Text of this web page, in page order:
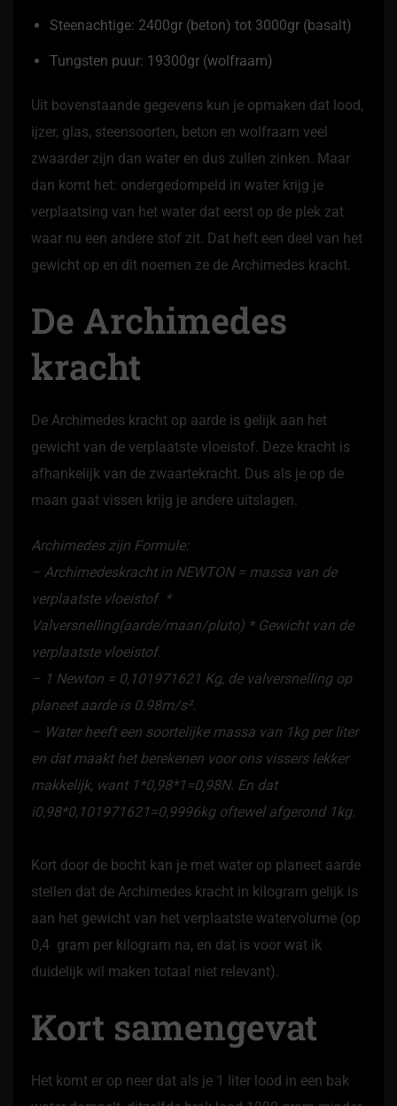
Steenachtige: 2400gr (beton) tot 3000gr (basalt)
Tungsten puur: 19300gr (wolfraam)
Uit bovenstaande gegevens kun je opmaken dat lood,
ijzer, glas, steensoorten, beton en wolfraam veel
zwaarder zijn dan water en dus zullen zinken. Maar
dan komt het: ondergedompeld in water krijg je
verplaatsing van het water dat eerst op de plek zat
waar nu een andere stof zit. Dat heft een deel van het
gewicht op en dit noemen ze de Archimedes kracht.
De Archimedes
kracht
De Archimedes kracht op aarde is gelijk aan het
gewicht van de verplaatste vloeistof. Deze kracht is
afhankelijk van de zwaartekracht. Dus als je op de
maan gaat vissen krijg je andere uitslagen.
Archimedes zijn Formule:
– Archimedeskracht in NEWTON = massa van de
verplaatste vloeistof *
Valversnelling(aarde/maan/pluto) * Gewicht van de
verplaatste vloeistof.
– 1 Newton = 0,101971621 Kg, de valversnelling op
planeet aarde is 0.98m/s².
– Water heeft een soortelijke massa van 1kg per liter
en dat maakt het berekenen voor ons vissers lekker
makkelijk, want 1*0,98*1=0,98N. En dat
i0,98*0,101971621=0,9996kg oftewel afgerond 1kg.
Kort door de bocht kan je met water op planeet aarde
stellen dat de Archimedes kracht in kilogram gelijk is
aan het gewicht van het verplaatste watervolume (op
0,4 gram per kilogram na, en dat is voor wat ik
duidelijk wil maken totaal niet relevant).
Kort samengevat
Het komt er op neer dat als je 1 liter lood in een bak